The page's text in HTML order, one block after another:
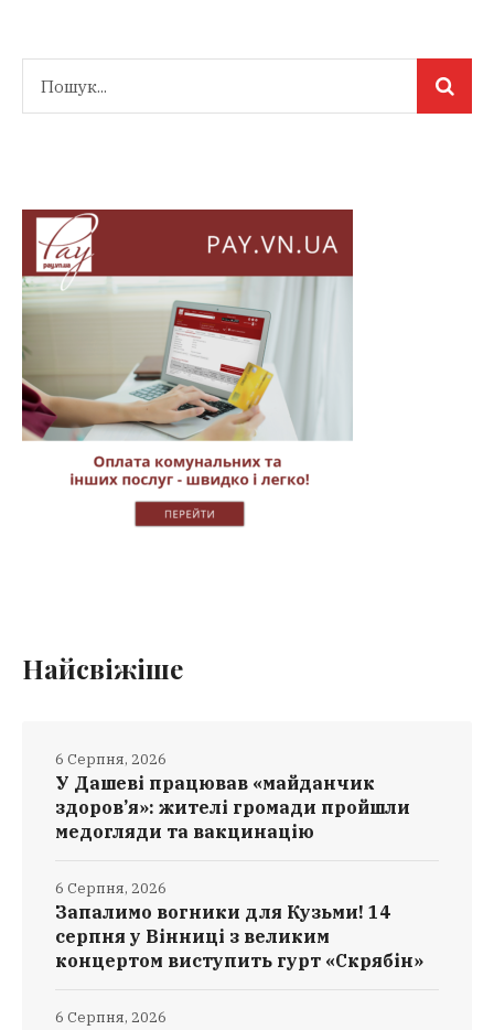
Найсвіжіше
У Дашеві працював «майданчик
здоров’я»: жителі громади пройшли
медогляди та вакцинацію
6 Серпня, 2026
Запалимо вогники для Кузьми! 14
серпня у Вінниці з великим
концертом виступить гурт «Скрябін»
6 Серпня, 2026
6 Серпня, 2026